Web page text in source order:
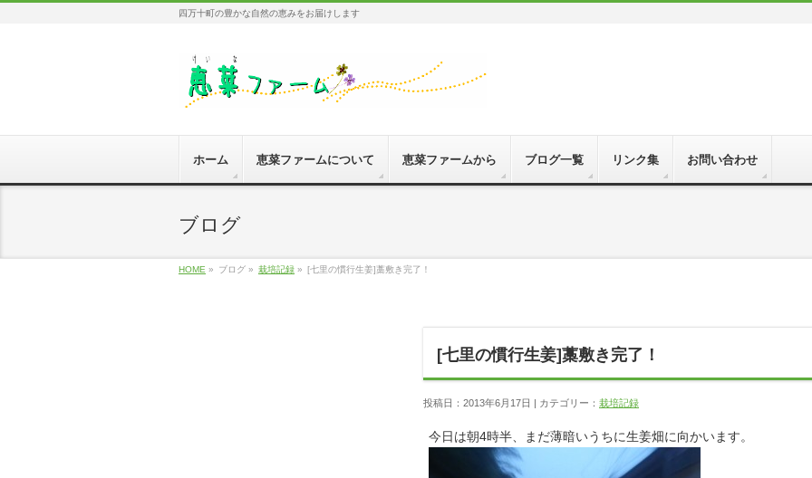
四万十町の豊かな自然の恵みをお届けします
ホーム 恵菜ファームについて 恵菜ファームから ブログ一覧 リンク集 お問い合わせ
ブログ
HOME » ブログ » 栽培記録 » [七里の慣行生姜]藁敷き完了！
[七里の慣行生姜]藁敷き完了！
投稿日：2013年6月17日 | カテゴリー： 栽培記録
今日は朝4時半、まだ薄暗いうちに生姜畑に向かいます。